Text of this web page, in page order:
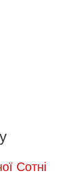
Сотні